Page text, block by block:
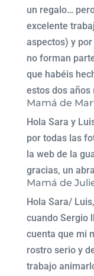
un regalo…
excelente
aspectos) y
no forman
que habéis
estos dos años
Mamá de
Hola Sara y
por todas las
la web de la
gracias, un
Mamá de
Hola Sara/
cuando Sergio
cuenta que mi
rostro serio y
trabajo